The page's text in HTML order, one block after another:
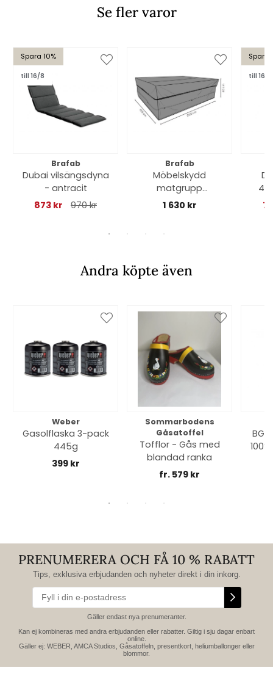
Se fler varor
Spara 10%
till 16/8
Brafab
Dubai vilsängsdyna
- antracit
873 kr
970 kr
Brafab
Möbelskydd
matgrupp
225x155xH80 cm,
1 630 kr
Spara
till 16/8
Andra köpte även
Weber
Gasolflaska 3-pack
445g
399 kr
Sommarbodens
Gåsatoffel
Tofflor - Gås med
blandad ranka
fr. 579 kr
PRENUMERERA OCH FÅ 10 % RABATT
Tips, exklusiva erbjudanden och nyheter direkt i din inkorg.
Gäller endast nya prenumeranter.
Kan ej kombineras med andra erbjudanden eller rabatter. Giltig i sju dagar enbart
online.
Gäller ej: WEBER, AMCA Studios, Gåsatoffeln, presentkort, heliumballonger eller
blommor.